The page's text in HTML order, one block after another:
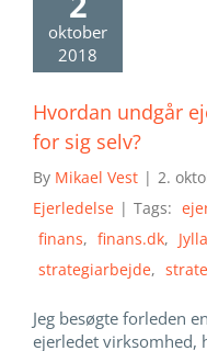
oktober
2018
Hvordan undgår
for sig selv?
By Mikael Vest | 2.
Ejerledelse | Tags:
finans, finans.dk,
strategiarbejde,
Jeg besøgte forleden
ejerledet virksomhed,